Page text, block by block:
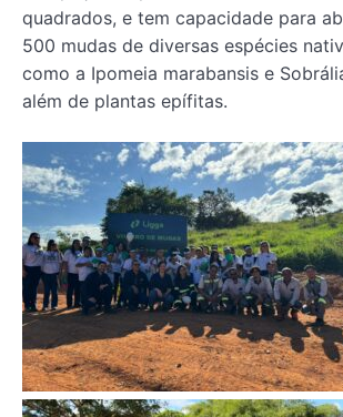
quadrados, e tem capacidade para
500 mudas de diversas espécies
como a Ipomeia marabansis e
além de plantas epífitas.